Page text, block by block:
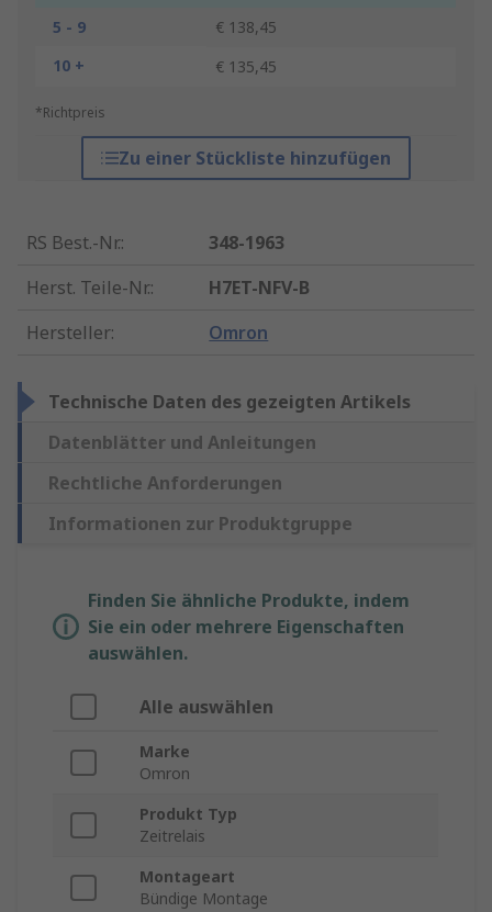
5 - 9
€ 138,45
10 +
€ 135,45
*Richtpreis
Zu einer Stückliste hinzufügen
RS Best.-Nr.:
348-1963
Herst. Teile-Nr.:
H7ET-NFV-B
Hersteller: Omron
Technische Daten des gezeigten Artikels
Datenblätter und Anleitungen
Rechtliche Anforderungen
Informationen zur Produktgruppe
Finden Sie ähnliche Produkte, indem
Sie ein oder mehrere Eigenschaften
auswählen.
Alle auswählen
Marke
Omron
Produkt Typ
Zeitrelais
Montageart
Bündige Montage